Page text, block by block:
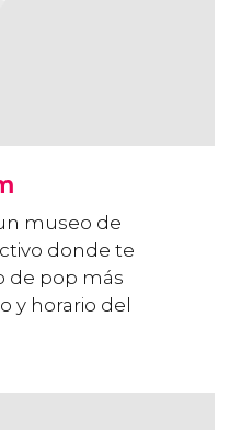
museo de
donde te
de pop más
y horario del